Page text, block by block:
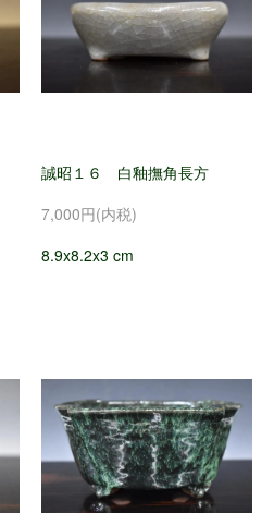
誠昭１６ 白釉撫角長方
7,000円(内税)
8.9x8.2x3 cm